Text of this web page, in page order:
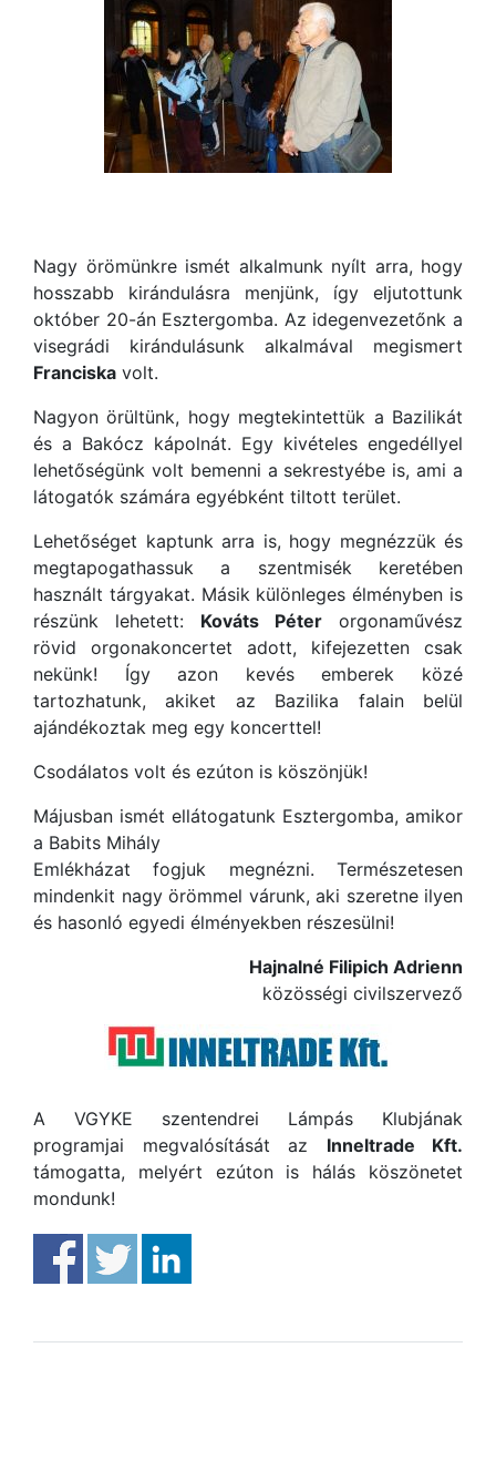
Nagy örömünkre ismét alkalmunk nyílt arra, hogy
hosszabb kirándulásra menjünk, így eljutottunk
október 20-án Esztergomba. Az idegenvezetőnk a
visegrádi kirándulásunk alkalmával megismert
Franciska volt.
Nagyon örültünk, hogy megtekintettük a Bazilikát
és a Bakócz kápolnát. Egy kivételes engedéllyel
lehetőségünk volt bemenni a sekrestyébe is, ami a
látogatók számára egyébként tiltott terület.
Lehetőséget kaptunk arra is, hogy megnézzük és
megtapogathassuk a szentmisék keretében
használt tárgyakat. Másik különleges élményben is
részünk lehetett: Kováts Péter orgonaművész
rövid orgonakoncertet adott, kifejezetten csak
nekünk! Így azon kevés emberek közé
tartozhatunk, akiket az Bazilika falain belül
ajándékoztak meg egy koncerttel!
Csodálatos volt és ezúton is köszönjük!
Májusban ismét ellátogatunk Esztergomba, amikor
a Babits Mihály
Emlékházat fogjuk megnézni. Természetesen
mindenkit nagy örömmel várunk, aki szeretne ilyen
és hasonló egyedi élményekben részesülni!
Hajnalné Filipich Adrienn
közösségi civilszervező
A VGYKE szentendrei Lámpás Klubjának
programjai megvalósítását az Inneltrade Kft.
támogatta, melyért ezúton is hálás köszönetet
mondunk!